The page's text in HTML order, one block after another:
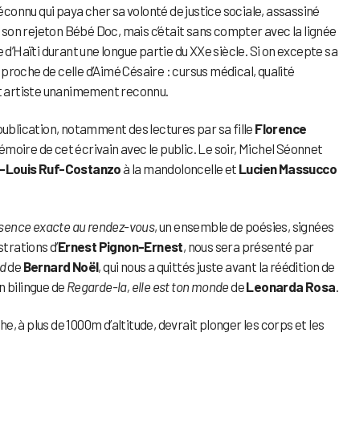
qui paya cher sa volonté de justice sociale, assassiné
rejeton Bébé Doc, mais c’était sans compter avec la lignée
durant une longue partie du XXe siècle. Si on excepte sa
de celle d’Aimé Césaire : cursus médical, qualité
artiste unanimement reconnu.
notamment des lectures par sa fille Florence
de cet écrivain avec le public. Le soir, Michel Séonnet
Louis Ruf-Costanzoà la mandoloncelle et Lucien Massucco
exacte au rendez-vous, un ensemble de poésies, signées
d’Ernest Pignon-Ernest, nous sera présenté par
de Bernard Noël, qui nous a quittés juste avant la réédition de
bilingue deRegarde-la, elle est ton mondedeLeonarda Rosa.
à plus de 1000m d’altitude, devrait plonger les corps et les